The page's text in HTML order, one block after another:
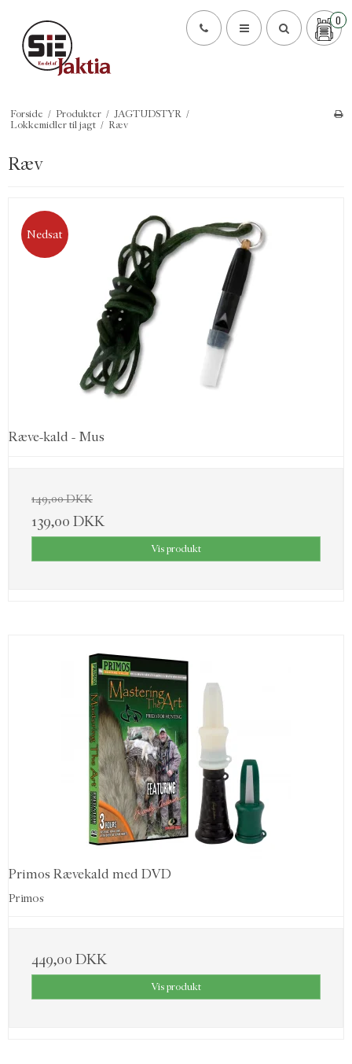
0
Forside / Produkter / JAGTUDSTYR /
Lokkemidler til jagt / Ræv
Ræv
Nedsat
Ræve-kald - Mus
149,00 DKK
139,00 DKK
Vis produkt
Primos Rævekald med DVD
Primos
449,00 DKK
Vis produkt